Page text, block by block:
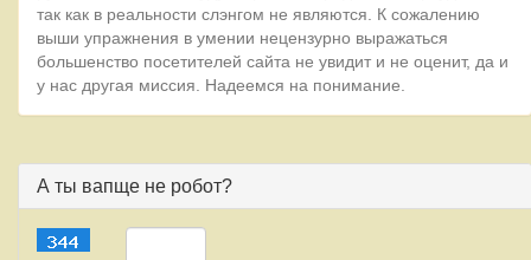
так как в реальности слэнгом не являются. К сожалению
выши упражнения в умении нецензурно выражаться
большенство посетителей сайта не увидит и не оценит, да и
у нас другая миссия. Надеемся на понимание.
А ты вапще не робот?